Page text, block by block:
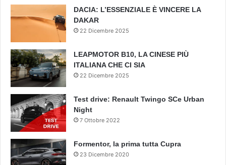
DACIA: L’ESSENZIALE È VINCERE LA
DAKAR
22 Dicembre 2025
LEAPMOTOR B10, LA CINESE PIÙ
ITALIANA CHE CI SIA
22 Dicembre 2025
Test drive: Renault Twingo SCe Urban
Night
7 Ottobre 2022
Formentor, la prima tutta Cupra
23 Dicembre 2020